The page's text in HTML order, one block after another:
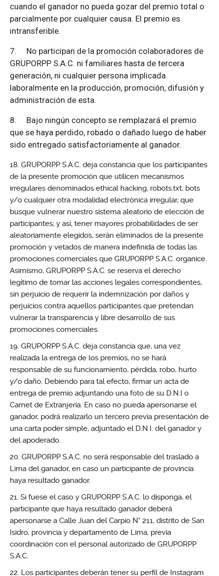
cuando el ganador no pueda gozar del premio total o
parcialmente por cualquier causa. El premio es
intransferible.
7. No participan de la promoción colaboradores de
GRUPORPP S.A.C. ni familiares hasta de tercera
generación, ni cualquier persona implicada
laboralmente en la producción, promoción, difusión y
administración de esta.
8. Bajo ningún concepto se remplazará el premio
que se haya perdido, robado o dañado luego de haber
sido entregado satisfactoriamente al ganador.
GRUPORPP S.A.C. deja constancia que los participantes
de la presente promoción que utilicen mecanismos
irregulares denominados ethical hacking, robots.txt, bots
y/o cualquier otra modalidad electrónica irregular, que
busque vulnerar nuestro sistema aleatorio de elección de
participantes; y así, tener mayores probabilidades de ser
aleatoriamente elegidos, serán eliminados de la presente
promoción y vetados de manera indefinida de todas las
promociones comerciales que GRUPORPP S.A.C. organice.
Asimismo, GRUPORPP S.A.C. se reserva el derecho
legítimo de tomar las acciones legales correspondientes,
sin perjuicio de requerir la indemnización por daños y
perjuicios contra aquellos participantes que pretendan
vulnerar la transparencia y libre desarrollo de sus
promociones comerciales.
GRUPORPP S.A.C. deja constancia que, una vez
realizada la entrega de los premios, no se hará
responsable de su funcionamiento, pérdida, robo, hurto
y/o daño. Debiendo para tal efecto, firmar un acta de
entrega de premio adjuntando una foto de su D.N.I o
Carnet de Extranjería. En caso no pueda apersonarse el
ganador, podrá realizarlo un tercero previa presentación de
una carta poder simple, adjuntado el D.N.I. del ganador y
del apoderado.
GRUPORPP S.A.C. no será responsable del traslado a
Lima del ganador, en caso un participante de provincia
haya resultado ganador.
Si fuese el caso y GRUPORPP S.A.C. lo disponga, el
participante que haya resultado ganador deberá
apersonarse a Calle Juan del Carpio N° 211, distrito de San
Isidro, provincia y departamento de Lima, previa
coordinación con el personal autorizado de GRUPORPP
S.A.C.
Los participantes deberán tener su perfil de Instagram